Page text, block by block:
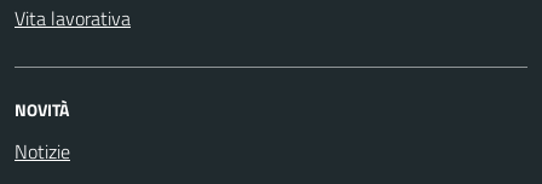
Vita lavorativa
NOVITÀ
Notizie